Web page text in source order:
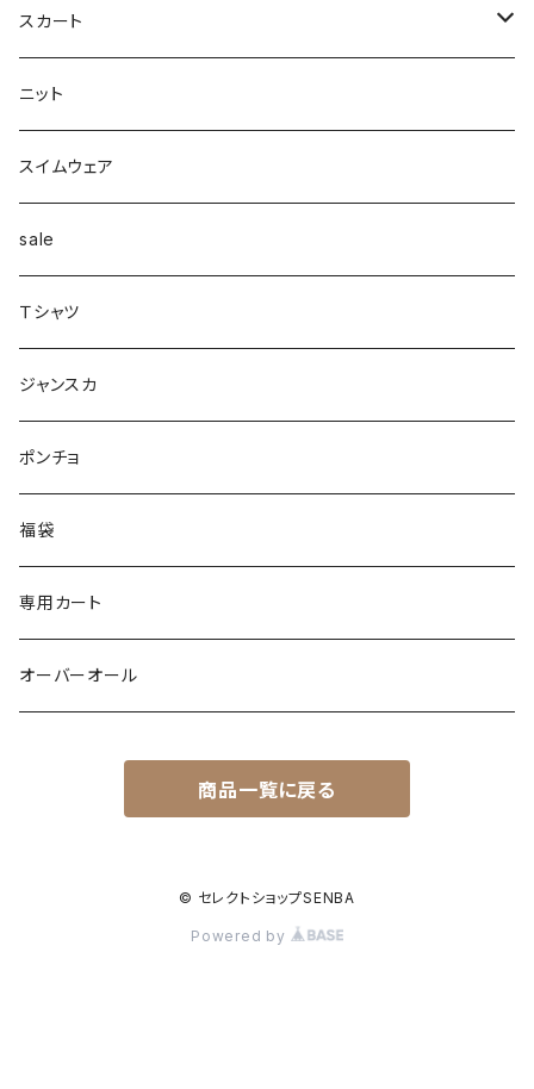
カーディガン付き
カーディガン
タートルネック
配色
ボンディング
シアー
リブ
ノースリーブ
ポンチョ
ドッキング
異素材
キャミワンピース
ロング
Tシャツマキシ
シャツ
カットソー
カシュクール
ノースリーブ
スリット
フラワー柄
配色
ロングシャツ
フェザーダウン
ダウン
コート
woolコート
パイピング
フェイクレザー
ボア
トレンチコート
シャツ
Gジャン
ニット
スキニー
テーパード
配色
リブ
スウェット
ダンボール
バルーン
サテン
レザー
デザインbag
エコ
ネックレス
ヘアーピン
ヘアーゴム
イヤカフ
ソックス
財布
ベルト
Top's
スカート
pants
スカート
スリット
ジャンク
ニット
スイムウェア
sale
Ｔシャツ
ジャンスカ
ポンチョ
福袋
専用カート
オーバーオール
商品一覧に戻る
© セレクトショップSENBA
Powered by